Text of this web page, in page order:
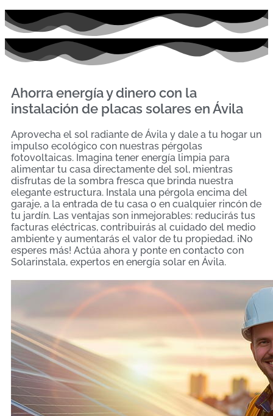
Ahorra energía y dinero con la
instalación de placas solares en Ávila
Aprovecha el sol radiante de Ávila y dale a tu hogar un
impulso ecológico con nuestras pérgolas
fotovoltaicas. Imagina tener energía limpia para
alimentar tu casa directamente del sol, mientras
disfrutas de la sombra fresca que brinda nuestra
elegante estructura. Instala una pérgola encima del
garaje, a la entrada de tu casa o en cualquier rincón de
tu jardín. Las ventajas son inmejorables: reducirás tus
facturas eléctricas, contribuirás al cuidado del medio
ambiente y aumentarás el valor de tu propiedad. ¡No
esperes más! Actúa ahora y ponte en contacto con
Solarinstala, expertos en energía solar en Ávila.